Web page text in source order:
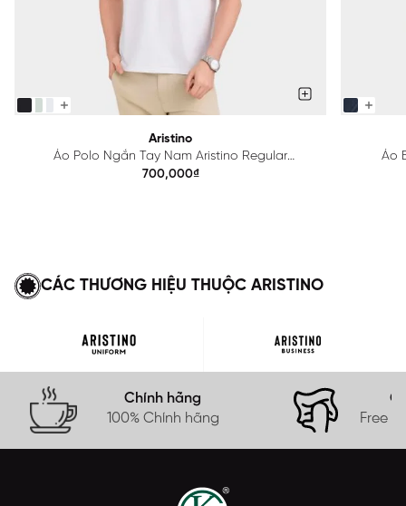
Aristino
Áo Polo Ngắn Tay Nam Aristino Regular
APS615EDP01
700,000₫
Áo
CÁC THƯƠNG HIỆU THUỘC ARISTINO
Chính hãng
100% Chính hãng
Free